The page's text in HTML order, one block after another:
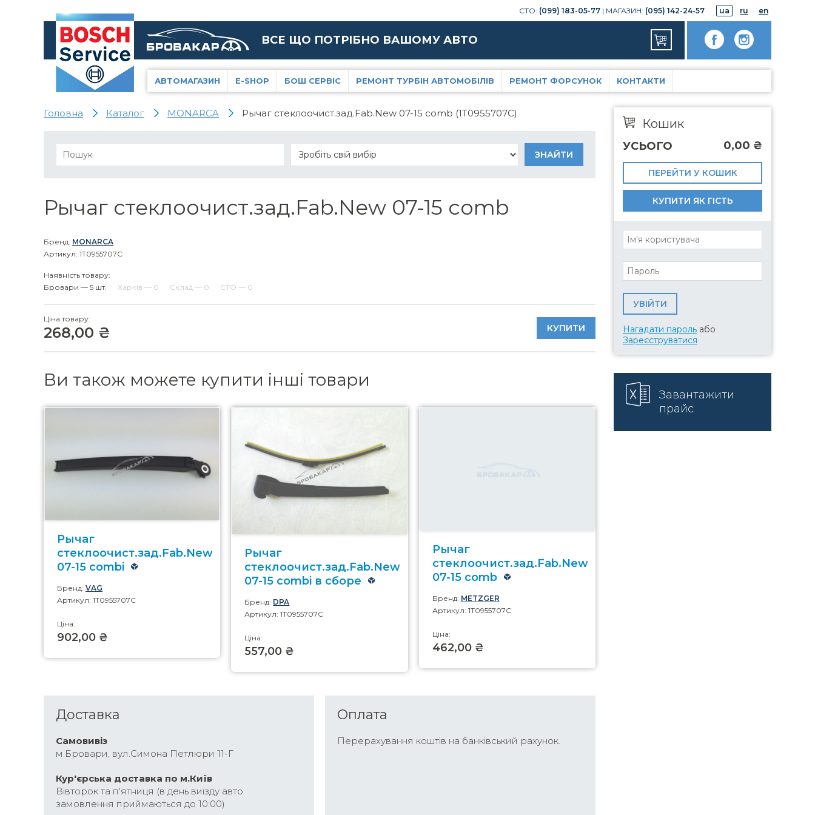
СТО: (099) 183-05-77 | МАГАЗИН: (095) 142-24-57 ua ru en
ВСЕ ЩО ПОТРІБНО ВАШОМУ АВТО
АВТОМАГАЗИН E-SHOP БОШ СЕРВІС РЕМОНТ ТУРБІН АВТОМОБІЛІВ РЕМОНТ ФОРСУНОК КОНТАКТИ
Головна Каталог MONARCA Рычаг стеклоочист.зад.Fab.New 07-15 comb (1T0955707C)
Рычаг стеклоочист.зад.Fab.New 07-15 comb
Бренд: MONARCA
Артикул: 1T0955707C
Наявність товару:
Бровари — 5 шт.
Харків — 0 Склад — 0 СТО — 0
Ціна товару:
268,00 ₴ КУПИТИ
Ви також можете купити інші товари
Рычаг
стеклоочист.зад.Fab.New
07-15 combi
Бренд: VAG
Артикул: 1T0955707C
Ціна:
902,00 ₴
Рычаг
стеклоочист.зад.Fab.New
07-15 combi в сборе
Бренд: DPA
Артикул: 1T0955707C
Ціна:
557,00 ₴
Рычаг
стеклоочист.зад.Fab.New
07-15 comb
Бренд: METZGER
Артикул: 1T0955707C
Ціна:
462,00 ₴
Доставка
Самовивіз
м.Бровари, вул.Симона Петлюри 11-Г
Кур'єрська доставка по м.Київ
Вівторок та п'ятниця (в день виїзду авто
замовлення приймаються до 10:00)
Оплата
Перерахування коштів на банківський рахунок.
Кошик
УСЬОГО 0,00 ₴
ПЕРЕЙТИ У КОШИК
КУПИТИ ЯК ГІСТЬ
Нагадати пароль або
Зареєструватися
Завантажити
прайс